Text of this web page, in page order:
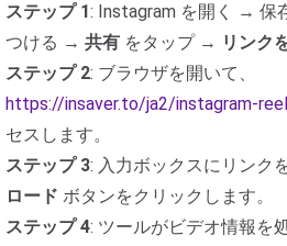
ステップ 1: Instagram を開く → 保
つける → 共有 をタップ → リンク
ステップ 2: ブラウザを開いて、
https://insaver.to/ja2/instagram-
セスします。
ステップ 3: 入力ボックスにリンク
ロード ボタンをクリックします。
ステップ 4: ツールがビデオ情報を